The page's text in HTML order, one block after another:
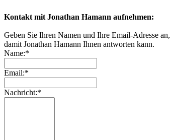
Kontakt mit Jonathan Hamann aufnehmen:
Geben Sie Ihren Namen und Ihre Email-Adresse an,
damit Jonathan Hamann Ihnen antworten kann.
Name:*
Email:*
Nachricht:*